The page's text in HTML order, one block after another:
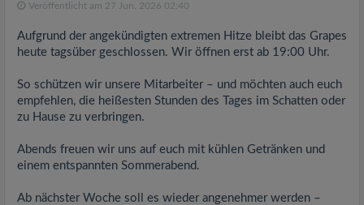
Veröffentlicht am 27 Jun. 2026 02:40
Aufgrund der angekündigten extremen Hitze bleibt das Grapes
heute tagsüber geschlossen. Wir öffnen erst ab 19:00 Uhr.
So schützen wir unsere Mitarbeiter – und möchten auch euch
empfehlen, die heißesten Stunden des Tages im Schatten oder
zu Hause zu verbringen.
Abends freuen wir uns auf euch mit kühlen Getränken und
einem entspannten Sommerabend.
Ab nächster Woche soll es wieder angenehmer werden –
t
i